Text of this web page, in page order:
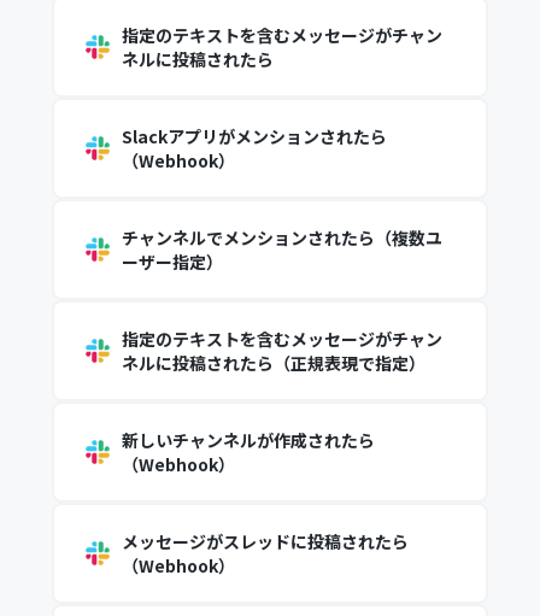
指定のテキストを含むメッセージがチャン
ネルに投稿されたら
Slackアプリがメンションされたら
（Webhook）
チャンネルでメンションされたら（複数ユ
ーザー指定）
指定のテキストを含むメッセージがチャン
ネルに投稿されたら（正規表現で指定）
新しいチャンネルが作成されたら
（Webhook）
メッセージがスレッドに投稿されたら
（Webhook）